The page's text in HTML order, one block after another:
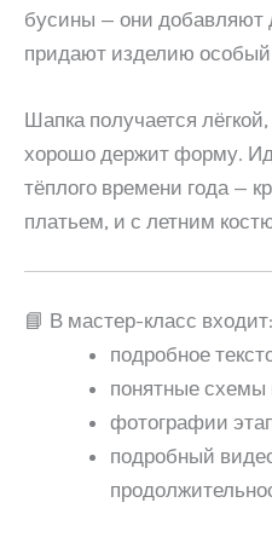
бусины — они добавляют
придают изделию
Шапка получается
хорошо держит форму.
тёплого времени года —
платьем, и с летним
📘 В мастер-класс входит:
подробное
понятные схемы
фотографии
подробный